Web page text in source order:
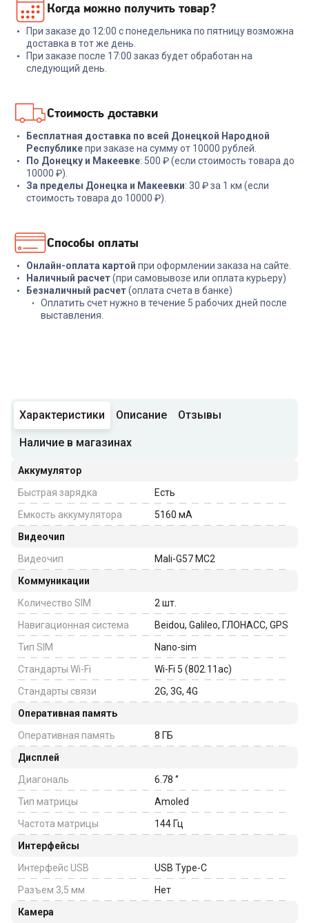
Xtreme 4
28 999₽
Pocket S201 20000mAh 2.4A
2xUSB-A/USB-C черный
1 799₽
Когда можно получить товар?
При заказе до 12:00 с понедельника по пятницу возможна
доставка в тот же день.
При заказе после 17:00 заказ будет обработан на
следующий день.
Стоимость доставки
Бесплатная доставка по всей Донецкой Народной
Республикепри заказе на сумму от 10000 рублей.
По Донецку и Макеевке: 500 ₽ (если стоимость товара до
10000 ₽).
За пределы Донецка и Макеевки: 30 ₽ за 1 км (если
стоимость товара до 10000 ₽).
Способы оплаты
Онлайн-оплата картой при оформлении заказа на сайте.
Наличный расчет(при самовывозе или оплата курьеру)
Безналичный расчет(оплата счета в банке)
Оплатить счет нужно в течение 5 рабочих дней после
выставления.
Характеристики Описание Отзывы
Наличие в магазинах
Аккумулятор
Быстрая зарядка
Есть
Емкость аккумулятора
5160 мА
Видеочип
Видеочип
Mali-G57 MC2
Коммуникации
Количество SIM
2 шт.
Навигационная система
Beidou, Galileo, ГЛОНАСС, GPS
Тип SIM
Nano-sim
Стандарты Wi-Fi
Wi-Fi 5 (802.11ac)
Стандарты связи
2G, 3G, 4G
Оперативная память
Оперативная память
8 ГБ
Дисплей
Диагональ
6.78 ‘’
Тип матрицы
Amoled
Частота матрицы
144 Гц
Интерфейсы
Интерфейс USB
USB Type-C
Разъем 3,5 мм
Нет
Камера